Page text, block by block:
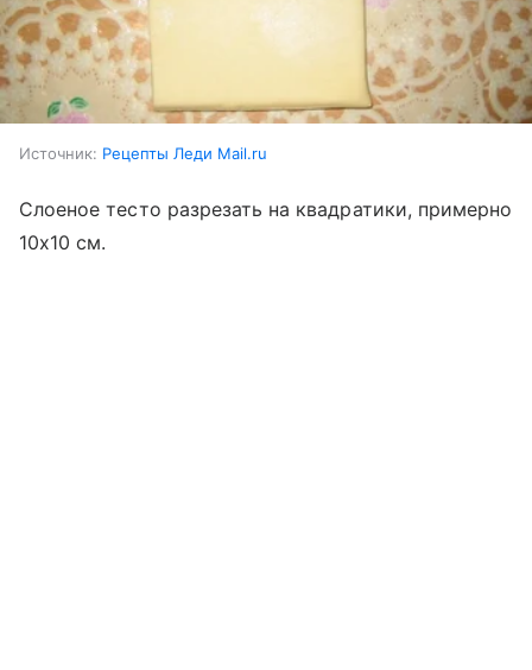
Источник: Рецепты Леди Mail.ru
Слоеное тесто разрезать на квадратики, примерно
10х10 см.